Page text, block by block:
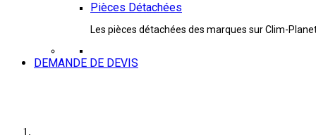
Pièces Détachées
Les pièces détachées des marques sur Clim-
DEMANDE DE DEVIS